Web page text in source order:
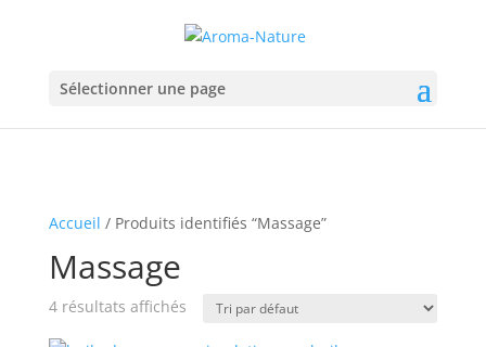
Sélectionner une page
Accueil / Produits identifiés “Massage”
Massage
4 résultats affichés